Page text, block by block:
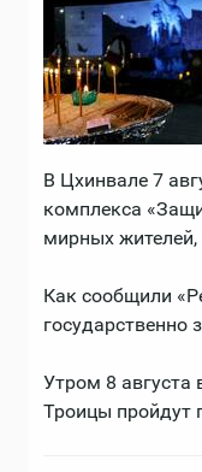
В Цхинвале 7
комплекса
мирных жителей,
Как сообщили
государственно
Утром 8 августа
Троицы пройдут